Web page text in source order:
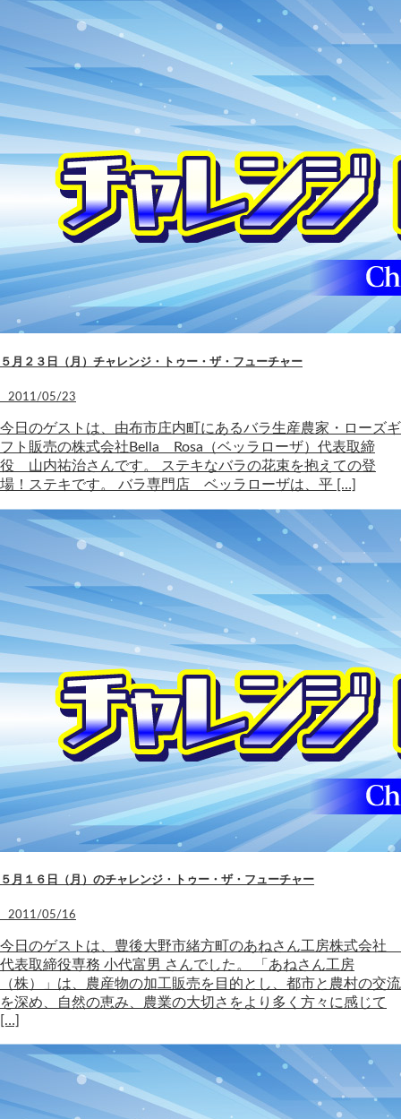
５月２３日（月）チャレンジ・トゥー・ザ・フューチャー
2011/05/23
今日のゲストは、由布市庄内町にあるバラ生産農家・ローズギ
フト販売の株式会社Bella Rosa（ベッラローザ）代表取締
役 山内祐治さんです。 ステキなバラの花束を抱えての登
場！ステキです。 バラ専門店 ベッラローザは、平 […]
５月１６日（月）のチャレンジ・トゥー・ザ・フューチャー
2011/05/16
今日のゲストは、豊後大野市緒方町のあねさん工房株式会社
代表取締役専務 小代富男 さんでした。 「あねさん工房
（株）」は、農産物の加工販売を目的とし、都市と農村の交流
を深め、自然の恵み、農業の大切さをより多く方々に感じて
[…]